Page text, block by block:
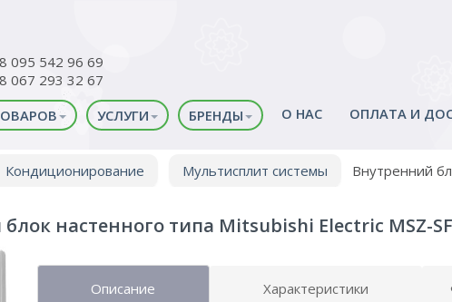
095 542 96 69
067 293 32 67
УСЛУГИ БРЕНДЫ О НАС ОПЛАТА И
Кондиционирование Мультисплит системы Внутренний
настенного типа Mitsubishi Electric MSZ-
Описание Характеристики